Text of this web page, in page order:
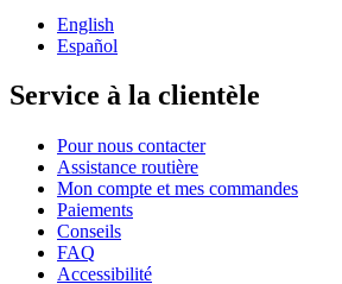
English
Español
Service à la clientèle
Pour nous contacter
Assistance routière
Mon compte et mes commandes
Paiements
Conseils
FAQ
Accessibilité